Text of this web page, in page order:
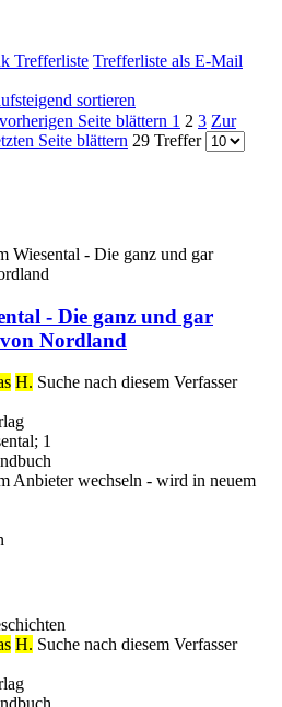
Trefferliste Trefferliste als E-Mail
sortieren
Seite blättern 1 2 3 Zur
Seite blättern 29 Treffer
- Die ganz und gar
Nordland
H. Suche nach diesem Verfasser
1
Anbieter wechseln - wird in neuem
H. Suche nach diesem Verfasser